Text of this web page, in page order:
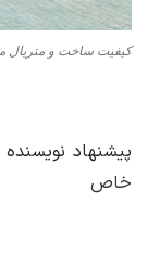
کیفیت ساخت و متریال
پیشنهاد
خاص